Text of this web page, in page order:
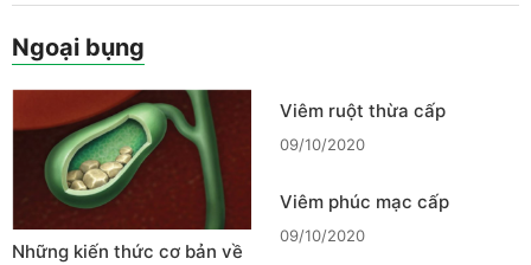
Ngoại bụng
Những kiến thức cơ bản về
Viêm ruột thừa cấp
09/10/2020
Viêm phúc mạc cấp
09/10/2020